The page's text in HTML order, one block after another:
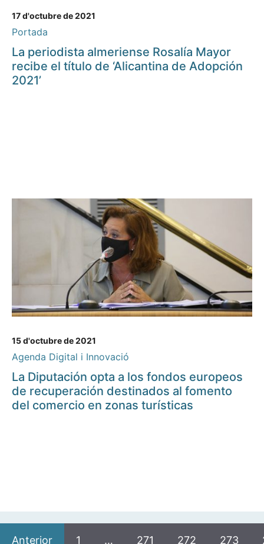
17 d'octubre de 2021
Portada
La periodista almeriense Rosalía Mayor
recibe el título de ‘Alicantina de Adopción
2021’
15 d'octubre de 2021
Agenda Digital i Innovació
La Diputación opta a los fondos europeos
de recuperación destinados al fomento
del comercio en zonas turísticas
Anterior 1 … 271 272 273